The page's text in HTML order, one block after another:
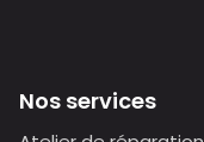
Nos services